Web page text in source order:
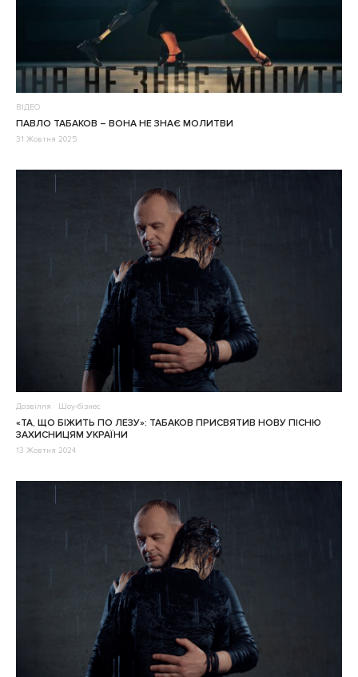
ВІДЕО
ПАВЛО ТАБАКОВ – ВОНА НЕ ЗНАЄ МОЛИТВИ
31 Жовтня 2025
Дозвілля Шоу-бізнес
«ТА, ЩО БІЖИТЬ ПО ЛЕЗУ»: ТАБАКОВ ПРИСВЯТИВ НОВУ ПІСНЮ
ЗАХИСНИЦЯМ УКРАЇНИ
13 Жовтня 2024